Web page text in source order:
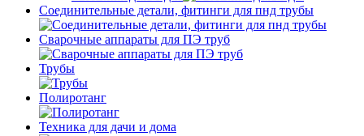
Соединительные детали, фитинги для пнд трубы
Сварочные аппараты для ПЭ труб
Трубы
Полиротанг
Техника для дачи и дома